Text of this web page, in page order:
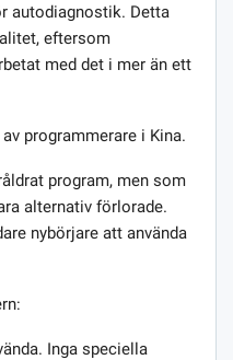
autodiagnostik. Detta
eftersom
med det i mer än ett
programmerare i Kina.
program, men som
alternativ förlorade.
nybörjare att använda
Inga speciella